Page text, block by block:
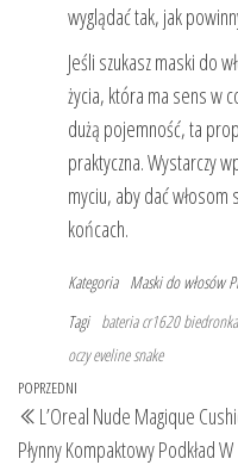
wyglądać tak, jak
Jeśli szukasz maski do
życia, która ma sens w
dużą pojemność, ta
praktyczna. Wystarczy
myciu, aby dać
końcach.
Kategoria Maski do włosów
Tagi bateria cr1620 biedronka
oczy eveline snake
Nawigacja
wpisu
Poprzedni
wpis
POPRZEDNI
L’Oreal Nude Magique
Płynny Kompaktowy Podkład W